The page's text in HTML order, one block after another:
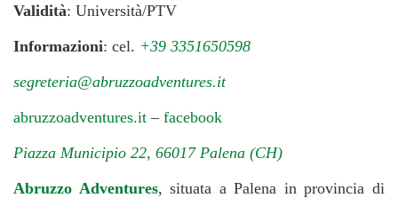
Validità: Università/PTV
Informazioni: cel. +39 3351650598
segreteria@abruzzoadventures.it
abruzzoadventures.it – facebook
Piazza Municipio 22, 66017 Palena (CH)
Abruzzo Adventures, situata a Palena in provincia di